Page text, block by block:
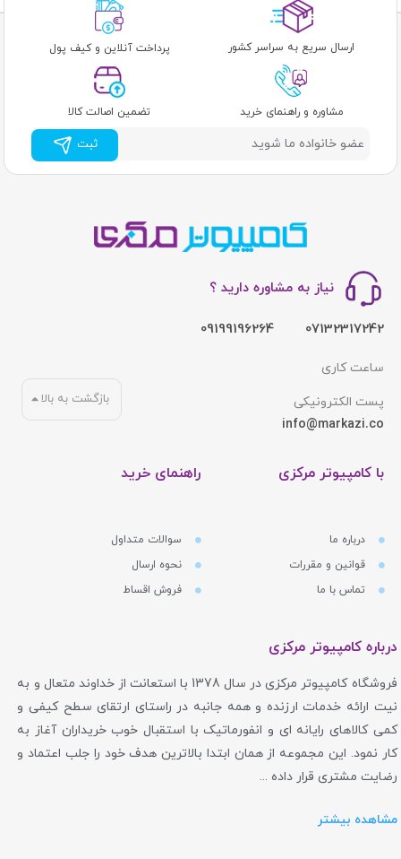
ارسال سریع به سراسر کشور پرداخت آنلاین و کیف پول
مشاوره و راهنمای خرید تضمین اصالت کالا
ثبت
نیاز به مشاوره دارید ؟
07132317242
09199196264
ساعت کاری
پست الکترونیکی
info@markazi.co
با کامپیوتر مرکزی
درباره ما
قوانین و مقررات
تماس با ما
راهنمای خرید
سوالات متداول
نحوه ارسال
فروش اقساط
بازگشت به بالا
درباره کامپیوتر مرکزی
فروشگاه کامپیوتر مرکزی در سال 1378 با استعانت از خداوند متعال و به
نیت ارائه خدمات ارزنده و همه جانبه در راستای ارتقای سطح کیفی و
کمی کالاهای رایانه ای و انفورماتیک با استقبال خوب خریداران آغاز به
کار نمود. این مجموعه از همان ابتدا بالاترین هدف خود را جلب اعتماد و
رضایت مشتری قرار داده ...
مشاهده بیشتر